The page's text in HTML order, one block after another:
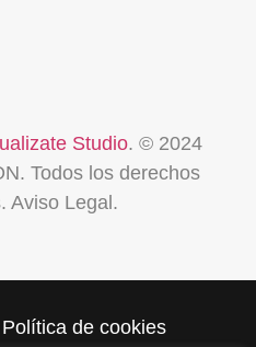
Studio. © 2024
Todos los derechos
Aviso Legal .
Política de cookies